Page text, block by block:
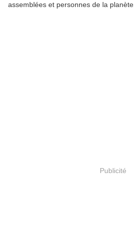
assemblées et personnes de la planète.
Publicité